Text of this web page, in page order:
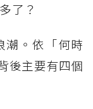
了？
潮。依「何時
後主要有四個